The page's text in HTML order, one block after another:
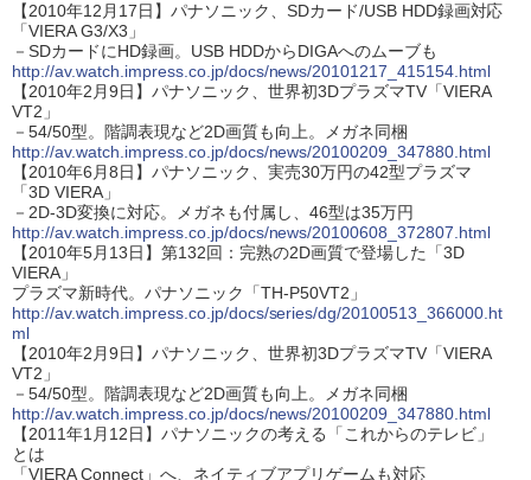
【2010年12月17日】パナソニック、SDカード/USB HDD録画対応
「VIERA G3/X3」
－SDカードにHD録画。USB HDDからDIGAへのムーブも
http://av.watch.impress.co.jp/docs/news/20101217_415154.html
【2010年2月9日】パナソニック、世界初3DプラズマTV「VIERA
VT2」
－54/50型。階調表現など2D画質も向上。メガネ同梱
http://av.watch.impress.co.jp/docs/news/20100209_347880.html
【2010年6月8日】パナソニック、実売30万円の42型プラズマ
「3D VIERA」
－2D-3D変換に対応。メガネも付属し、46型は35万円
http://av.watch.impress.co.jp/docs/news/20100608_372807.html
【2010年5月13日】第132回：完熟の2D画質で登場した「3D
VIERA」
プラズマ新時代。パナソニック「TH-P50VT2」
http://av.watch.impress.co.jp/docs/series/dg/20100513_366000.ht
ml
【2010年2月9日】パナソニック、世界初3DプラズマTV「VIERA
VT2」
－54/50型。階調表現など2D画質も向上。メガネ同梱
http://av.watch.impress.co.jp/docs/news/20100209_347880.html
【2011年1月12日】パナソニックの考える「これからのテレビ」
とは
「VIERA Connect」へ、ネイティブアプリゲームも対応